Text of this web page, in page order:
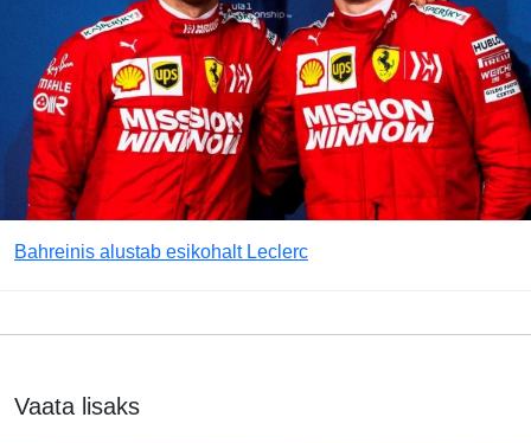
Bahreinis alustab esikohalt Leclerc
Vaata lisaks